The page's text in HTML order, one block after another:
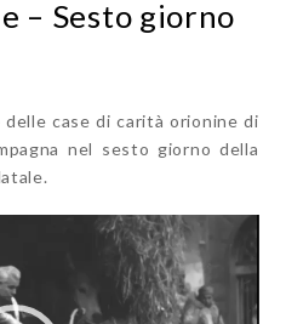
– Sesto giorno
case di carità orionine di
nel sesto giorno della